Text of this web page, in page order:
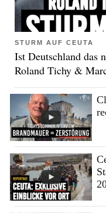
STURM AUF CEUTA
Ist Deutschland das
Roland Tichy &